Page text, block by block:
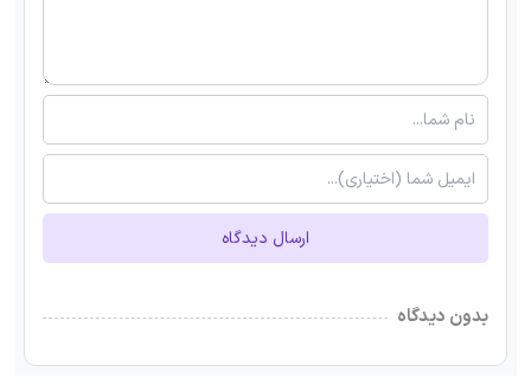
ارسال دیدگاه
بدون دیدگاه